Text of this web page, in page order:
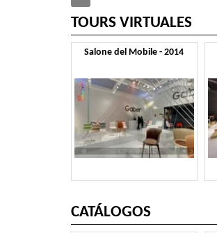
TOURS VIRTUALES
Salone del Mobile - 2014
CATÁLOGOS